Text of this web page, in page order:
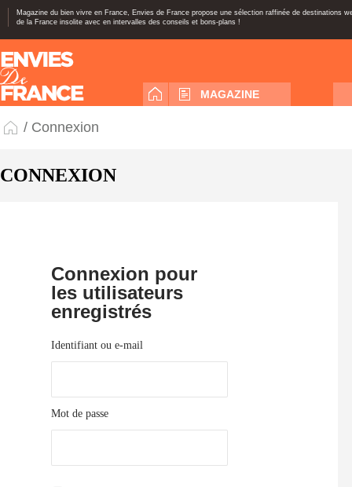
Magazine du bien vivre en France, Envies de France propose une sélection raffinée de destinations
de la France insolite avec en intervalles des conseils et bons-plans !
MAGAZINE
/ Connexion
CONNEXION
Connexion pour
les utilisateurs
enregistrés
Identifiant ou e-mail
Mot de passe